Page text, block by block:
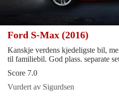
Ford S-Max (2016)
Kanskje verdens kjedeligste bil,
til familiebil. God plass. separate
Score 7.0
Vurdert av Sigurdsen